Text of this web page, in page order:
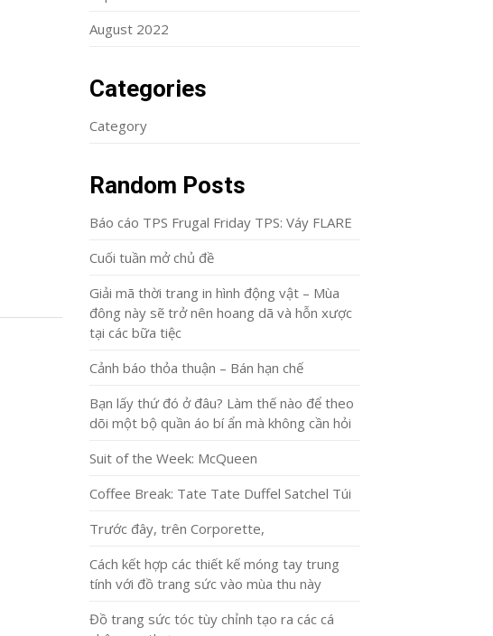
August 2022
Categories
Category
Random Posts
Báo cáo TPS Frugal Friday TPS: Váy FLARE
Cuối tuần mở chủ đề
Giải mã thời trang in hình động vật – Mùa
đông này sẽ trở nên hoang dã và hỗn xược
tại các bữa tiệc
Cảnh báo thỏa thuận – Bán hạn chế
Bạn lấy thứ đó ở đâu? Làm thế nào để theo
dõi một bộ quần áo bí ẩn mà không cần hỏi
Suit of the Week: McQueen
Coffee Break: Tate Tate Duffel Satchel Túi
Trước đây, trên Corporette,
Cách kết hợp các thiết kế móng tay trung
tính với đồ trang sức vào mùa thu này
Đồ trang sức tóc tùy chỉnh tạo ra các cá